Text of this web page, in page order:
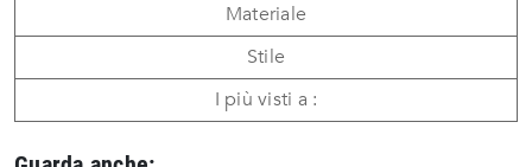
Materiale
Stile
I più visti a :